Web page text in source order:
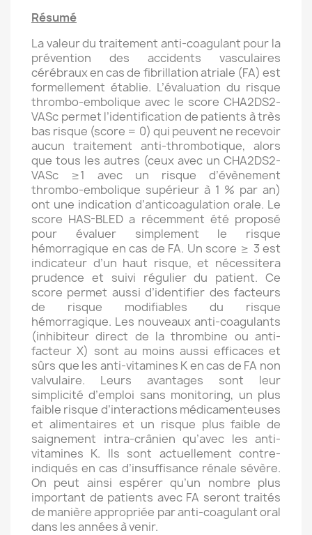
Résumé
La valeur du traitement anti-coagulant pour la
prévention des accidents vasculaires
cérébraux en cas de fibrillation atriale (FA) est
formellement établie. L’évaluation du risque
thrombo-embolique avec le score CHA2DS2-
VASc permet l’identification de patients à très
bas risque (score = 0) qui peuvent ne recevoir
aucun traitement anti-thrombotique, alors
que tous les autres (ceux avec un CHA2DS2-
VASc ≥1 avec un risque d’évènement
thrombo-embolique supérieur à 1 % par an)
ont une indication d’anticoagulation orale. Le
score HAS-BLED a récemment été proposé
pour évaluer simplement le risque
hémorragique en cas de FA. Un score ≥ 3 est
indicateur d’un haut risque, et nécessitera
prudence et suivi régulier du patient. Ce
score permet aussi d’identifier des facteurs
de risque modifiables du risque
hémorragique. Les nouveaux anti-coagulants
(inhibiteur direct de la thrombine ou anti-
facteur X) sont au moins aussi efficaces et
sûrs que les anti-vitamines K en cas de FA non
valvulaire. Leurs avantages sont leur
simplicité d’emploi sans monitoring, un plus
faible risque d’interactions médicamenteuses
et alimentaires et un risque plus faible de
saignement intra-crânien qu’avec les anti-
vitamines K. Ils sont actuellement contre-
indiqués en cas d’insuffisance rénale sévère.
On peut ainsi espérer qu’un nombre plus
important de patients avec FA seront traités
de manière appropriée par anti-coagulant oral
dans les années à venir.